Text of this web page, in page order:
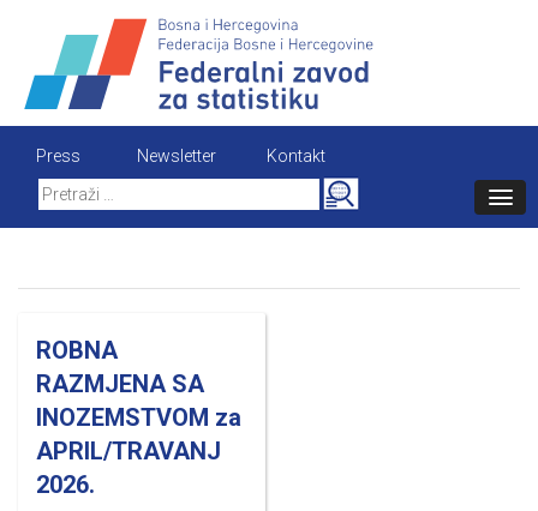
content
Press Newsletter
Kontakt
Search
for:
ROBNA
RAZMJENA SA
INOZEMSTVOM za
APRIL/TRAVANJ
2026.